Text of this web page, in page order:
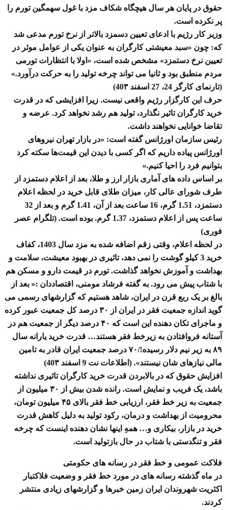
حقوق در پایان هر سال هیچگاه شکاف مزد با غول سهمگین تورم را
پر نکرده است.
وزیر کار رژیم با ادعای تعیین دسمزد بالاتر از نرخ تورم مدعی شد
که: چون «سبد معیشتی کارگران به عنوان یکی از عوامل موثر در
تعیین نرخ دستمزد» مشخص شده است، «اولا با انتظارات تورمی
مردم منطبق بود و ثانیا می تواند چرخه تولید را به حرکت درآورد.»
(تارنمای کارگر 24، 27 اسفند 40۳)
حرف این کارگزار رژیم واقعی نیست. زیرا افزایشی که در قدرت
خرید کارگران تاثیر نگذارد، تولید هم رشد نخواهد کرد. عرضه و
تقاضا خوانایی نخواهند داشت.
رئیس سازمان اورژانس گفته است: «در بازار تهران نیروهای
اورژانس پیاده داریم که اگر کسی با دیدن این قیمت‌ها سکته کرد
بتوانیم فرد را احیا کنیم.»
بر اساس داده های آماری بازار ارز و طلا، بعد از اعلام دستمزد از
طرف شورای عالی کار، میزان طلای قابل خرید در لحظه اعلام
دستمزد، 1.51 گرم، 16 ساعت بعد از آن، 1.41 گرم و بعد از 32
ساعت پس از اعلام دستمزد، 1.37 گرم. بوده است. (تلگرام عصر
فوری)
در لحظه اعلام، وقتی زقم اضافه شده به مزد سال 1403، کفاف
خرید 3 کیلو گوشت را نمی دهد، تاثیری در بهبود معیشت، سلامت و
بهداشت و آموزش نخواهد گذاشت. تورم در قیمت دارو و مسکن هم
با شتاب پیش می رود. به گفته فرشاد مومنی، اقتصاددان :« بعد از
بالغ بر یک ربع قرن در ایران، شاهد هستیم که گزارشهای رسمی می
گوید اندازه جمعیت فقر در ایران از ۳۰ درصد کل جمعیت عبور کرده
و ماجرای تکان دهنده این است که ۴۰ درصد دیگر از جمعیت هم در
آستانه فروافتادن به زیرخط فقر هستند… قدرت خرید یارانه سال
۸۹ به زیر نیم دلار رسیده!/۷۰ درصد جمعیت ایران قادر به تامین
مالی نیازهای شان نیستند». (اطلاعات نت 9 اسفند 40۳)
افزایش حقوق که در بالابردن قدرت خرید کارگران تاثیری نداشته
باشد، یک فریب و نمایش است. رانده شدن بیش از ۳۰ میلیون از
جمعیت به زیر خط فقر، ارزیابی خط فقر بالای ۴۵ میلیون تومان،
محرومیت از بهداشت و درمان، رکود تولید به دلیل کاهش قدرت
خرید در بازار، بیکاری و… همهِ اینها نشان دهنده اینست که چرخه
فقر و تنگدستی با شتاب در حال بازتولید است.
فلاکت عمومی و خط فقر در رسانه های حکومتی
در ماه گذشته رسانه های در مورد خط فقر و وضعیت فلاکتبار
اکثریت شهروندان ایران زمین خبرها و گزارشهای زیادی منتشر
کردند.